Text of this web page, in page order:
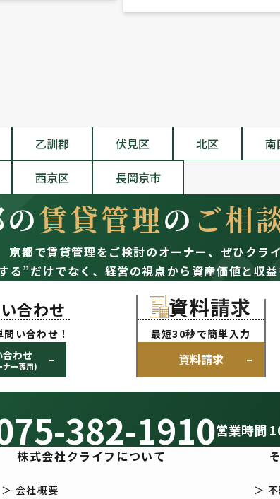
乙訓郡 伏見区 北区 南
西京区 長岡京市
賃貸管理の ご相
京都で賃貸管理をご検討のオーナー、 ぜひクラ
る”だけでなく、経営の視点から資産価値と収益
合わせ
い合わせ！
合わせ
ナー専用)
資料請求
最短30秒で簡単入力
資料請求
382-1910営業時間
株式会社クライフについて
＞ 会社概要 ＞